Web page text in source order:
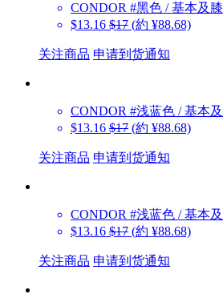
CONDOR #黑色 / 基本及
$13.16 $17 (約 ¥88.68)
关注商品 申请到货通知
CONDOR #浅蓝色 / 基本
$13.16 $17 (約 ¥88.68)
关注商品 申请到货通知
CONDOR #浅蓝色 / 基本
$13.16 $17 (約 ¥88.68)
关注商品 申请到货通知